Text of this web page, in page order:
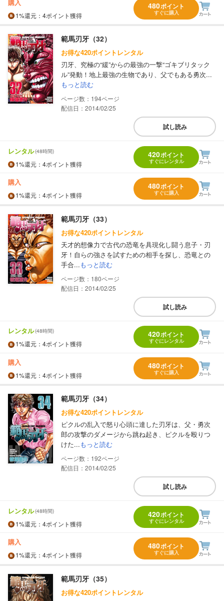
購入
1%還元 ：4ポイント獲得
480ポイント
すぐに購入
範馬刃牙（32）
お得な420ポイントレンタル
刃牙、究極の“緩”からの最強の一撃“ゴキブリタック
ル”発動！地上最強の生物であり、父でもある勇次...
もっと読む
194
配信日：2014/02/25
試し読み
レンタル(48時間)
1%還元 ：4ポイント獲得
420ポイント
すぐにレンタル
購入
1%還元 ：4ポイント獲得
480ポイント
すぐに購入
範馬刃牙（33）
お得な420ポイントレンタル
天才的想像力で古代の恐竜を具現化し闘う息子・刃
牙！自らの強さを試すための相手を探し、恐竜との
手合...もっと読む
180
配信日：2014/02/25
試し読み
レンタル(48時間)
1%還元 ：4ポイント獲得
420ポイント
すぐにレンタル
購入
1%還元 ：4ポイント獲得
480ポイント
すぐに購入
範馬刃牙（34）
お得な420ポイントレンタル
ピクルの乱入で怒り心頭に達した刃牙は、父・勇次
郎の攻撃のダメージから跳ね起き、ピクルを殴りつ
けた...もっと読む
192
配信日：2014/02/25
試し読み
レンタル(48時間)
1%還元 ：4ポイント獲得
420ポイント
すぐにレンタル
購入
1%還元 ：4ポイント獲得
480ポイント
すぐに購入
範馬刃牙（35）
お得な420ポイントレンタル